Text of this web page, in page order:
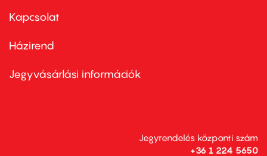
firstKapcsolat
Footer
second
Házirend
Jegyvásárlási információk
Jegyrendelés központi szám
+36 1 224 5650